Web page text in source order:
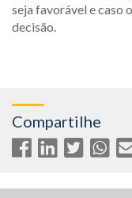
seja favorável e caso
decisão.
Compartilhe